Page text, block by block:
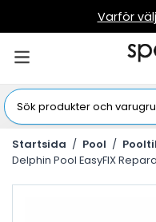
Varför
Startsida / Pool /
Delphin Pool EasyFIX